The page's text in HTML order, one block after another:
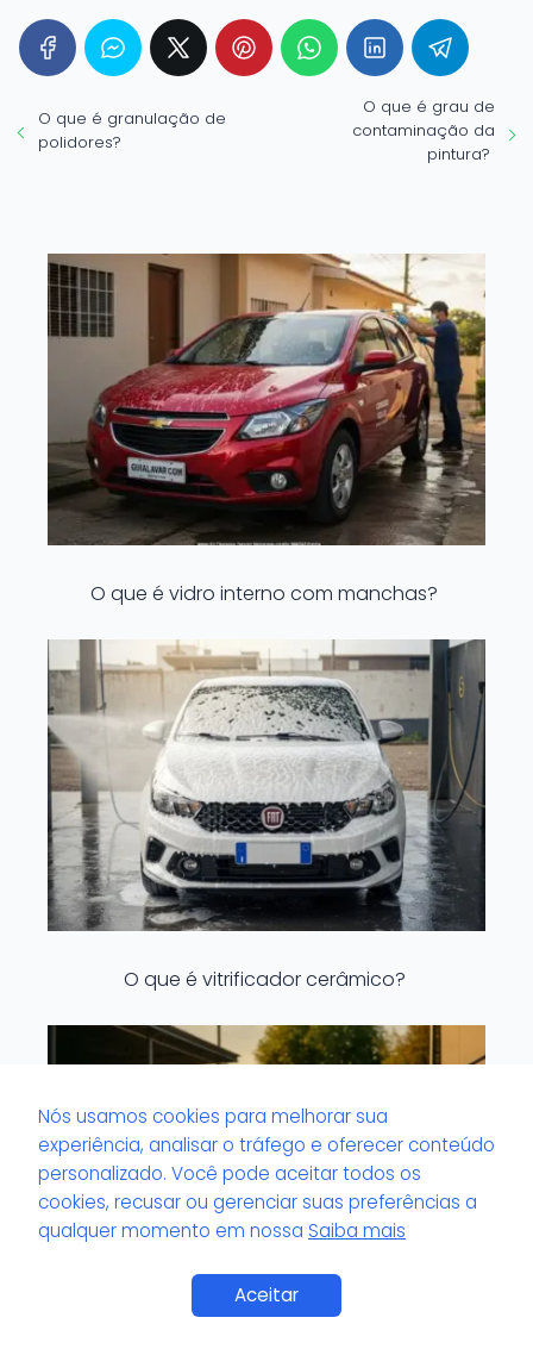
O que é granulação de
polidores?
O que é grau de
contaminação da
pintura?
O que é vidro interno com manchas?
O que é vitrificador cerâmico?
Nós usamos cookies para melhorar sua
experiência, analisar o tráfego e oferecer conteúdo
personalizado. Você pode aceitar todos os
cookies, recusar ou gerenciar suas preferências a
qualquer momento em nossa Saiba mais
AceitarSaiba Mais